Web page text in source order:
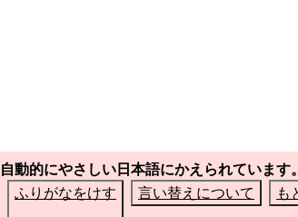
自動的にやさしい日本語にかえられています
ふりがなをけす
言い替えについて も